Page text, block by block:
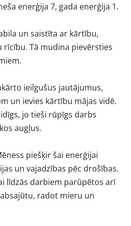
enerģija 7, gada enerģija 1.
un saistīta ar kārtību,
Tā mudina pievērsties
ieilgušus jautājumus,
un ievies kārtību mājas vidē.
jo tieši rūpīgs darbs
augļus.
piešķir šai enerģijai
un vajadzības pēc drošības.
līdzās darbiem parūpētos arī
radot mieru un